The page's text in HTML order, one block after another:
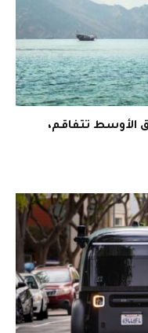
الأوسط تتفاقم،